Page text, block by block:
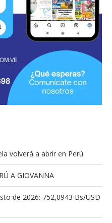
volverá a abrir en Perú
A GIOVANNA
de 2026: 752,0943 Bs/USD